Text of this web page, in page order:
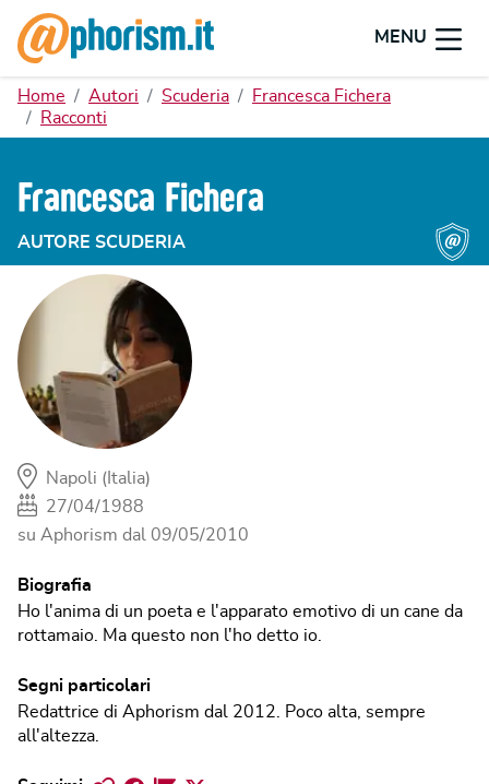
MENU
Home Autori Scuderia
Francesca Fichera
Racconti
Francesca Fichera
AUTORE SCUDERIA
Napoli (Italia)
27/04/1988
su Aphorism dal 09/05/2010
Biografia
Ho l'anima di un poeta e l'apparato emotivo di un cane da
rottamaio. Ma questo non l'ho detto io.
Segni particolari
Redattrice di Aphorism dal 2012. Poco alta, sempre
all'altezza.